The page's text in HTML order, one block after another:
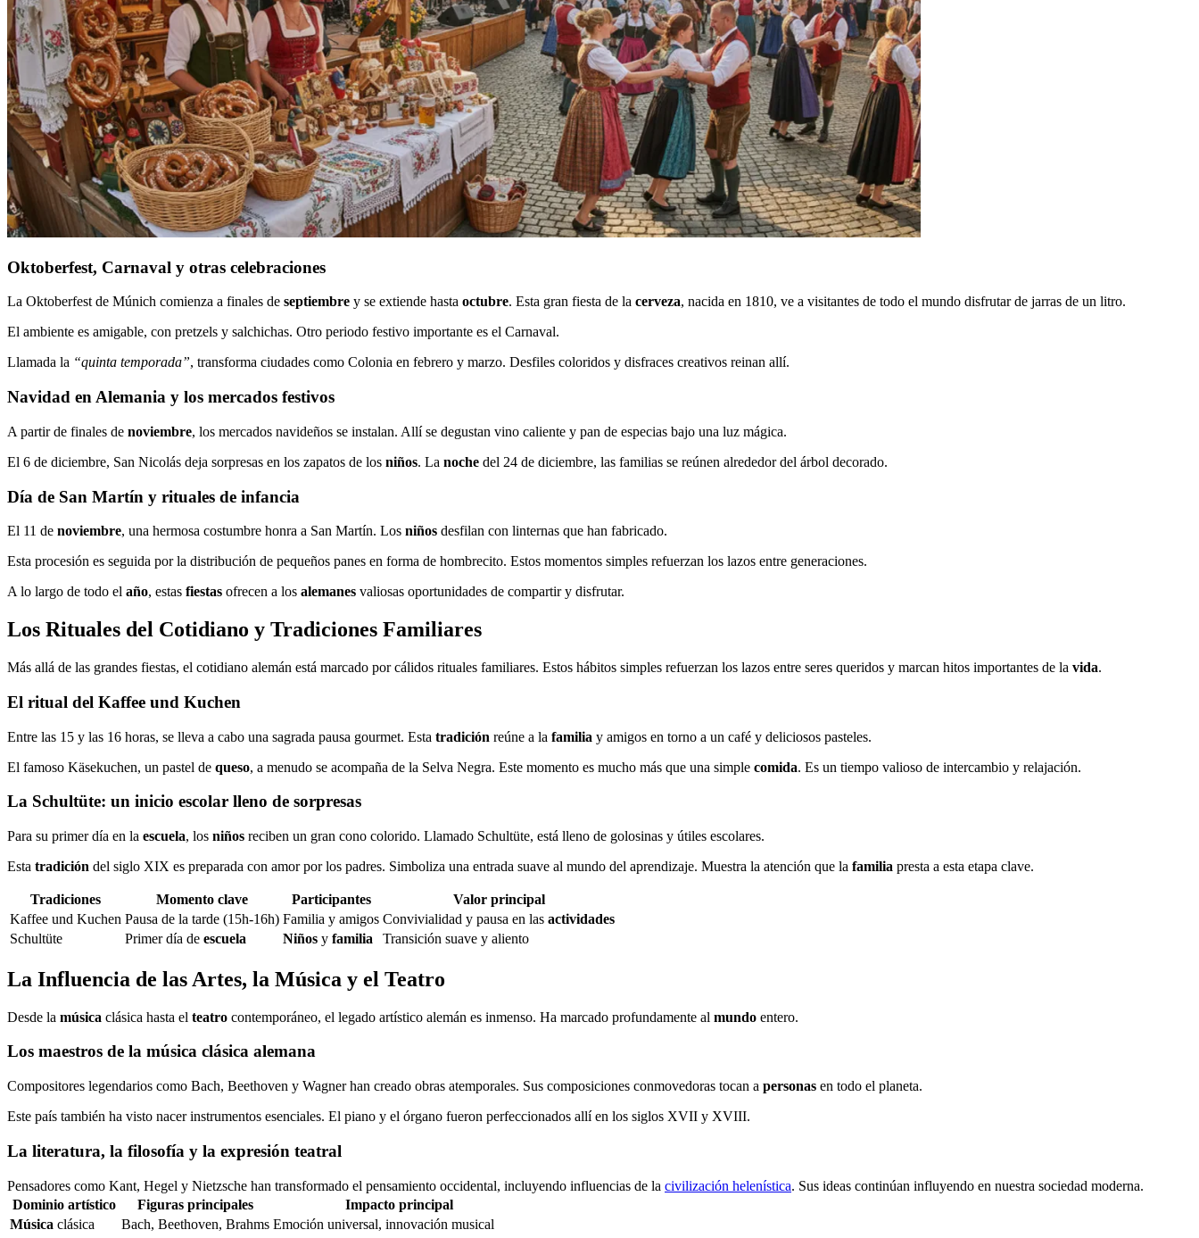
Oktoberfest, Carnaval y otras celebraciones
La Oktoberfest de Múnich comienza a finales de septiembre y se extiende hasta octubre. Esta gran fiesta de la cerveza, nacida en 1810, ve a visitantes de todo el mundo disfrutar de jarras de un litro.
El ambiente es amigable, con pretzels y salchichas. Otro periodo festivo importante es el Carnaval.
Llamada la “quinta temporada”, transforma ciudades como Colonia en febrero y marzo. Desfiles coloridos y disfraces creativos reinan allí.
Navidad en Alemania y los mercados festivos
A partir de finales de noviembre, los mercados navideños se instalan. Allí se degustan vino caliente y pan de especias bajo una luz mágica.
El 6 de diciembre, San Nicolás deja sorpresas en los zapatos de los niños. La noche del 24 de diciembre, las familias se reúnen alrededor del árbol decorado.
Día de San Martín y rituales de infancia
El 11 de noviembre, una hermosa costumbre honra a San Martín. Los niños desfilan con linternas que han fabricado.
Esta procesión es seguida por la distribución de pequeños panes en forma de hombrecito. Estos momentos simples refuerzan los lazos entre generaciones.
A lo largo de todo el año, estas fiestas ofrecen a los alemanes valiosas oportunidades de compartir y disfrutar.
Los Rituales del Cotidiano y Tradiciones Familiares
Más allá de las grandes fiestas, el cotidiano alemán está marcado por cálidos rituales familiares. Estos hábitos simples refuerzan los lazos entre seres queridos y marcan hitos importantes de la vida.
El ritual del Kaffee und Kuchen
Entre las 15 y las 16 horas, se lleva a cabo una sagrada pausa gourmet. Esta tradición reúne a la familia y amigos en torno a un café y deliciosos pasteles.
El famoso Käsekuchen, un pastel de queso, a menudo se acompaña de la Selva Negra. Este momento es mucho más que una simple comida. Es un tiempo valioso de intercambio y relajación.
La Schultüte: un inicio escolar lleno de sorpresas
Para su primer día en la escuela, los niños reciben un gran cono colorido. Llamado Schultüte, está lleno de golosinas y útiles escolares.
Esta tradición del siglo XIX es preparada con amor por los padres. Simboliza una entrada suave al mundo del aprendizaje. Muestra la atención que la familia presta a esta etapa clave.
Tradiciones Momento clave Participantes
Valor principal
Kaffee und Kuchen Pausa de la tarde (15h-16h) Familia y amigos Convivialidad y pausa en las actividades
Schultüte
Primer día de escuela Niños y familia Transición suave y aliento
La Influencia de las Artes, la Música y el Teatro
Desde la música clásica hasta el teatro contemporáneo, el legado artístico alemán es inmenso. Ha marcado profundamente al mundo entero.
Los maestros de la música clásica alemana
Compositores legendarios como Bach, Beethoven y Wagner han creado obras atemporales. Sus composiciones conmovedoras tocan a personas en todo el planeta.
Este país también ha visto nacer instrumentos esenciales. El piano y el órgano fueron perfeccionados allí en los siglos XVII y XVIII.
La literatura, la filosofía y la expresión teatral
Pensadores como Kant, Hegel y Nietzsche han transformado el pensamiento occidental, incluyendo influencias de la civilización helenística. Sus ideas continúan influyendo en nuestra sociedad moderna.
Dominio artístico
Figuras principales
Impacto principal
Música clásica Bach, Beethoven, Brahms Emoción universal, innovación musical